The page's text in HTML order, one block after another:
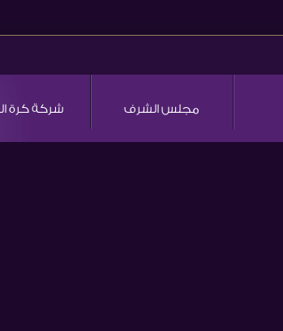
مجلس الشرف شركة كرة